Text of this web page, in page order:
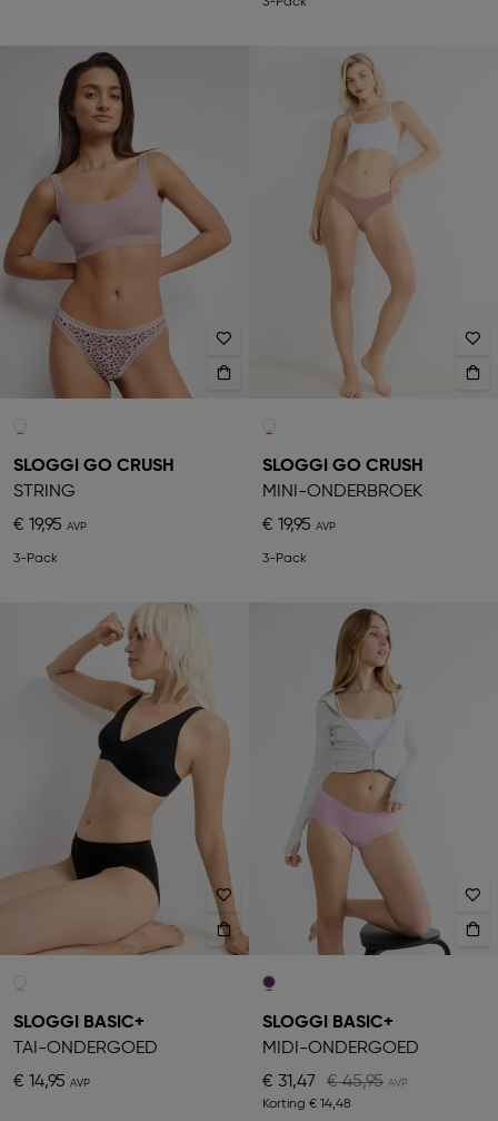
SLOGGI GO CRUSH
STRING
€ 19,95
3-Pack
SLOGGI GO CRUSH
MINI-ONDERBROEK
€ 19,95
3-Pack
SLOGGI BASIC+
TAI-ONDERGOED
€ 14,95
SLOGGI BASIC+
MIDI-ONDERGOED
€ 31,47
€ 45,95
Korting € 14,48